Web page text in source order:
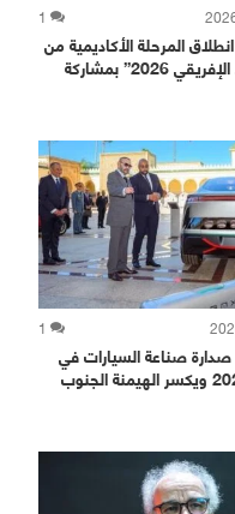
1
المرحلة الأكاديمية من
مناورات “الأسد الإفريقي 2026” بمشاركة
1
صناعة السيارات في
إفريقيا خلال 2025 ويكسر الهيمنة الجنوب